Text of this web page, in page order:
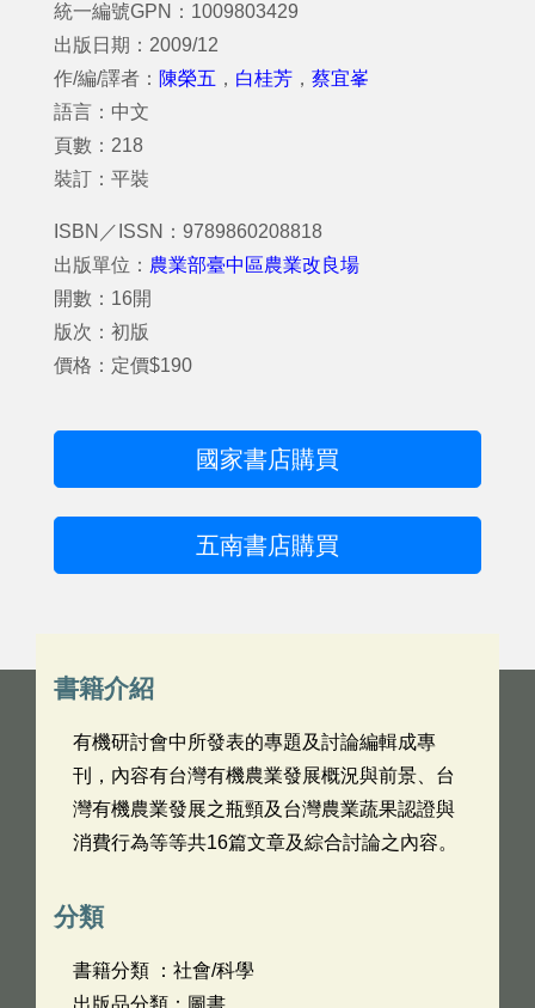
統一編號GPN：1009803429
出版日期：2009/12
作/編/譯者： 陳榮五 ， 白桂芳 ， 蔡宜峯
語言：中文
頁數：218
裝訂：平裝
ISBN／ISSN：9789860208818
出版單位： 農業部臺中區農業改良場
開數：16開
版次：初版
價格：定價$190
國家書店購買
五南書店購買
書籍介紹
有機研討會中所發表的專題及討論編輯成專
刊，內容有台灣有機農業發展概況與前景、台
灣有機農業發展之瓶頸及台灣農業蔬果認證與
消費行為等等共16篇文章及綜合討論之內容。
分類
書籍分類 ：社會/科學
出版品分類：圖書